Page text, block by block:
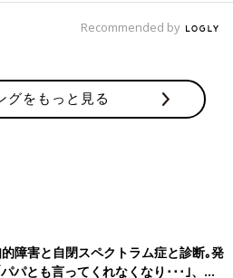
Recommended by
グをもっと見る
障害と自閉スペクトラム症と診断｡発
パとも言ってくれなくなり･･･｣、元